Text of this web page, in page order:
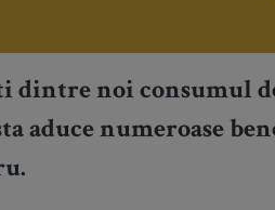
dintre noi consumul
aduce numeroase